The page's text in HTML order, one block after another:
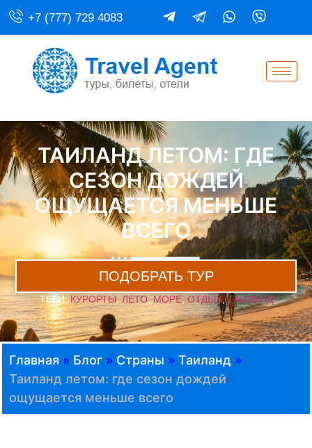
+7 (777) 729 4083
ТАИЛАНД ЛЕТОМ: ГДЕ
СЕЗОН ДОЖДЕЙ
ОЩУЩАЕТСЯ МЕНЬШЕ
ВСЕГО
ПОДОБРАТЬ ТУР
ТЕГИ:КУРОРТЫ,ЛЕТО,МОРЕ,ОТДЫХ,ТАИЛАНД
Главная » Блог » Страны » Таиланд »
Таиланд летом: где сезон дождей
ощущается меньше всего